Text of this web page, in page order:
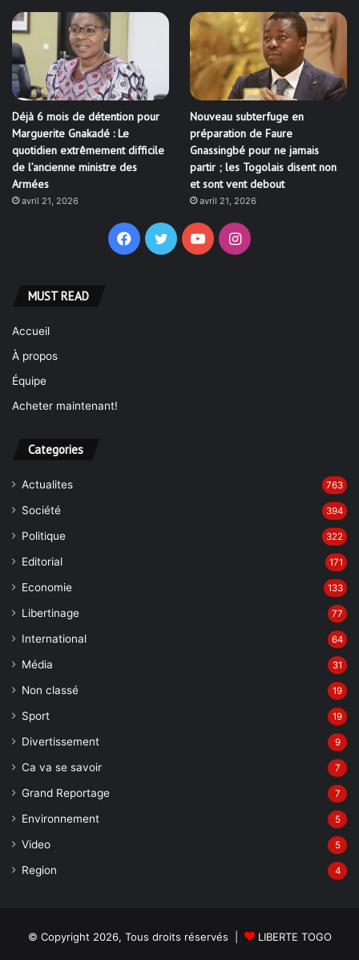
Déjà 6 mois de détention pour
Marguerite Gnakadé : Le
quotidien extrêmement difficile
de l’ancienne ministre des
Armées
avril 21, 2026
Nouveau subterfuge en
préparation de Faure
Gnassingbé pour ne jamais
partir ; les Togolais disent non
et sont vent debout
avril 21, 2026
Facebook
TwitterYouTubeInstagram
MUST READ
Accueil
À propos
Équipe
Acheter maintenant!
Categories
Actualites 763
Société 394
Politique 322
Editorial 171
Economie 133
Libertinage 77
International 64
Média 31
Non classé 19
Sport 19
Divertissement 9
Ca va se savoir 7
Grand Reportage 7
Environnement 5
Video 5
Region 4
© Copyright 2026, Tous droits réservés | LIBERTE TOGO